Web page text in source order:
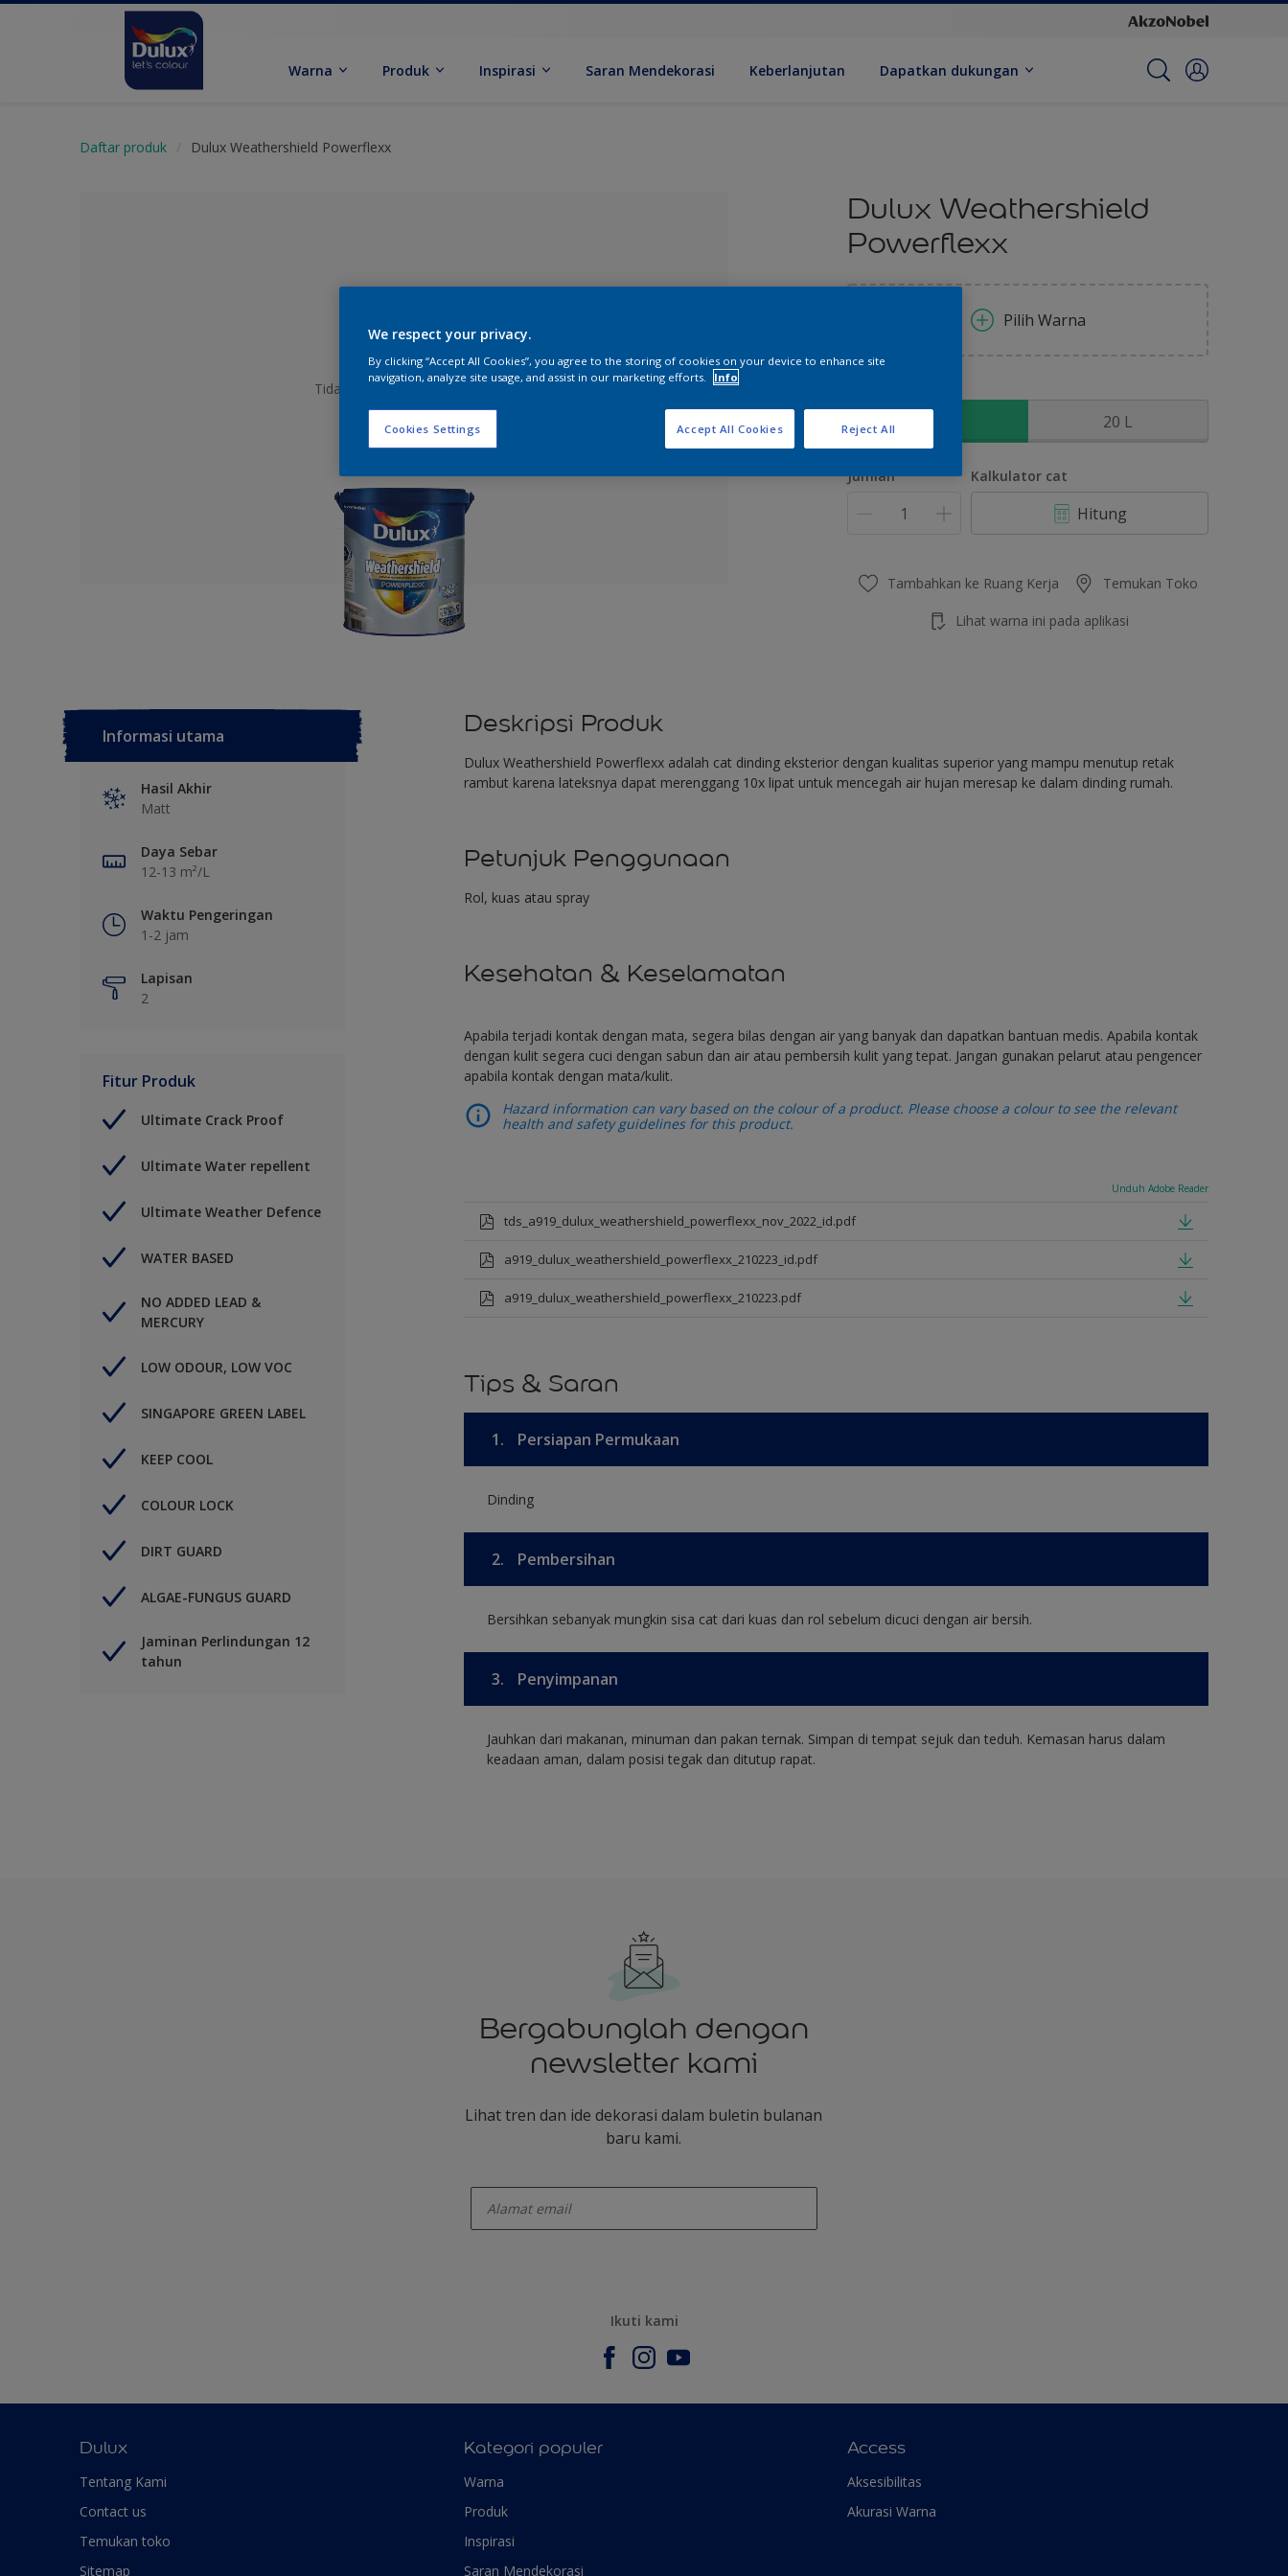
Warna Produk Inspirasi Saran Mendekorasi Keberlanjutan Dapatkan dukungan
Daftar produk Dulux Weathershield Powerflexx
Tidak Ada Warna yang Dipilih
Dulux Weathershield
Powerflexx
Pilih Warna
20 L
Jumlah Kalkulator cat
Hitung
Tambahkan ke Ruang Kerja Temukan Toko
Lihat warna ini pada aplikasi
Informasi utama
Hasil Akhir
Matt
Daya Sebar
12-13 m²/L
Waktu Pengeringan
1-2 jam
Lapisan
2
Fitur Produk
Ultimate Crack Proof
Ultimate Water repellent
Ultimate Weather Defence
WATER BASED
NO ADDED LEAD &
MERCURY
LOW ODOUR, LOW VOC
SINGAPORE GREEN LABEL
KEEP COOL
COLOUR LOCK
DIRT GUARD
ALGAE-FUNGUS GUARD
Jaminan Perlindungan 12
tahun
Deskripsi Produk
Dulux Weathershield Powerflexx adalah cat dinding eksterior dengan kualitas superior yang mampu menutup retak
rambut karena lateksnya dapat merenggang 10x lipat untuk mencegah air hujan meresap ke dalam dinding rumah.
Petunjuk Penggunaan
Rol, kuas atau spray
Kesehatan & Keselamatan
Apabila terjadi kontak dengan mata, segera bilas dengan air yang banyak dan dapatkan bantuan medis. Apabila kontak
dengan kulit segera cuci dengan sabun dan air atau pembersih kulit yang tepat. Jangan gunakan pelarut atau pengencer
apabila kontak dengan mata/kulit.
Hazard information can vary based on the colour of a product. Please choose a colour to see the relevant
health and safety guidelines for this product.
Unduh Adobe Reader
tds_a919_dulux_weathershield_powerflexx_nov_2022_id.pdf
a919_dulux_weathershield_powerflexx_210223_id.pdf
a919_dulux_weathershield_powerflexx_210223.pdf
Tips & Saran
1. Persiapan Permukaan
Dinding
2. Pembersihan
Bersihkan sebanyak mungkin sisa cat dari kuas dan rol sebelum dicuci dengan air bersih.
3. Penyimpanan
Jauhkan dari makanan, minuman dan pakan ternak. Simpan di tempat sejuk dan teduh. Kemasan harus dalam
keadaan aman, dalam posisi tegak dan ditutup rapat.
Bergabunglah dengan
newsletter kami
Lihat tren dan ide dekorasi dalam buletin bulanan
baru kami.
Ikuti kami
Dulux
Tentang Kami
Contact us
Temukan toko
Sitemap
Kategori populer
Warna
Produk
Inspirasi
Saran Mendekorasi
Access
Aksesibilitas
Akurasi Warna
We respect your privacy.
By clicking “Accept All Cookies”, you agree to the storing of cookies on your device to enhance site
navigation, analyze site usage, and assist in our marketing efforts.
Info
Cookies Settings Reject All
Accept All Cookies